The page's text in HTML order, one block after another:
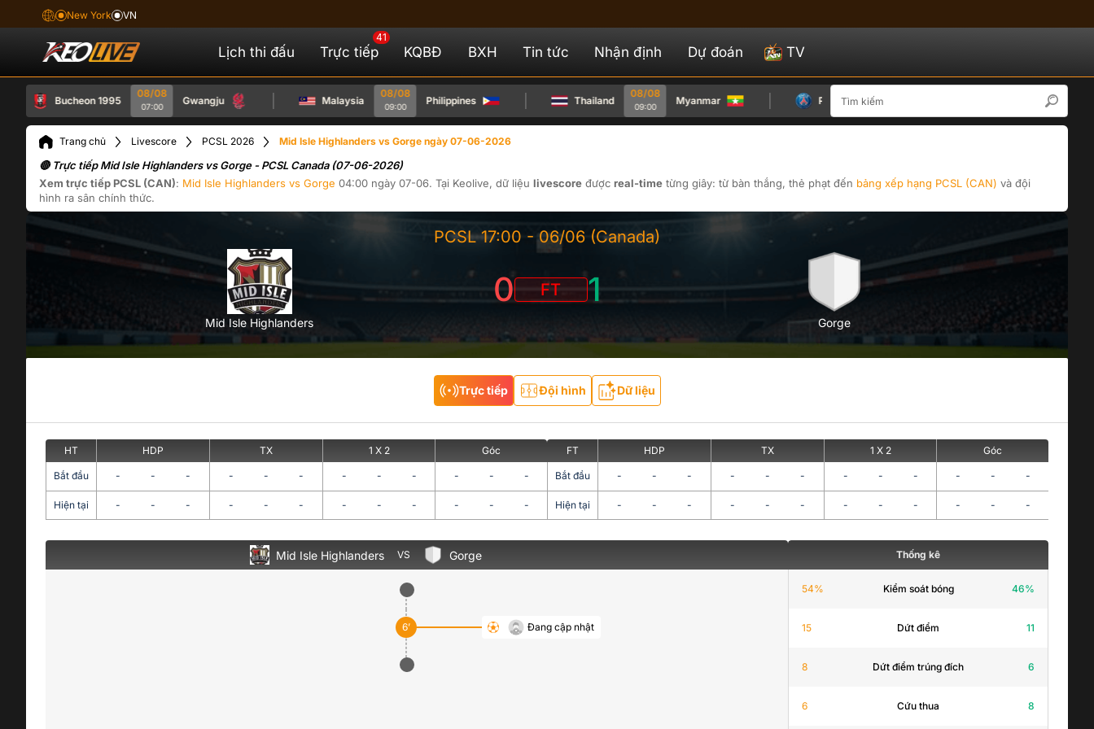
New York VN
Lịch thi đấu
41
Trực tiếp KQBĐ BXH Tin tức Nhận định Dự đoán TV
Bucheon 1995
08/08
07:00 Gwangju Malaysia
08/08
09:00 Philippines Thailand
08/08
09:00 Myanmar Paris Saint Germain
Trang chủ Livescore PCSL 2026 Mid Isle Highlanders vs Gorge ngày 07-06-2026
🔴 Trực tiếp Mid Isle Highlanders vs Gorge - PCSL Canada (07-06-2026)
Xem trực tiếp PCSL (CAN): Mid Isle Highlanders vs Gorge 04:00 ngày 07-06. Tại Keolive, dữ liệu livescore được real-time từng giây: từ bàn thắng, thẻ phạt đến bảng xếp hạng PCSL (CAN) và đội
hình ra sân chính thức.
PCSL 17:00 -06/06 (Canada)
Mid Isle Highlanders
0 FT 1
Gorge
Trực tiếp Đội hình Dữ liệu
HT HDP TX 1 X 2 Góc
Bắt đầu - - - - - - - - - - - -
Hiện tại - - - - - - - - - - - -
FT HDP TX 1 X 2 Góc
Bắt đầu - - - - - - - - - - - -
Hiện tại - - - - - - - - - - - -
Mid Isle Highlanders VS Gorge
6’ Đang cập nhật
Thống kê
54% Kiểm soát bóng 46%
15 Dứt điểm 11
8 Dứt điểm trúng đích 6
6 Cứu thua 8